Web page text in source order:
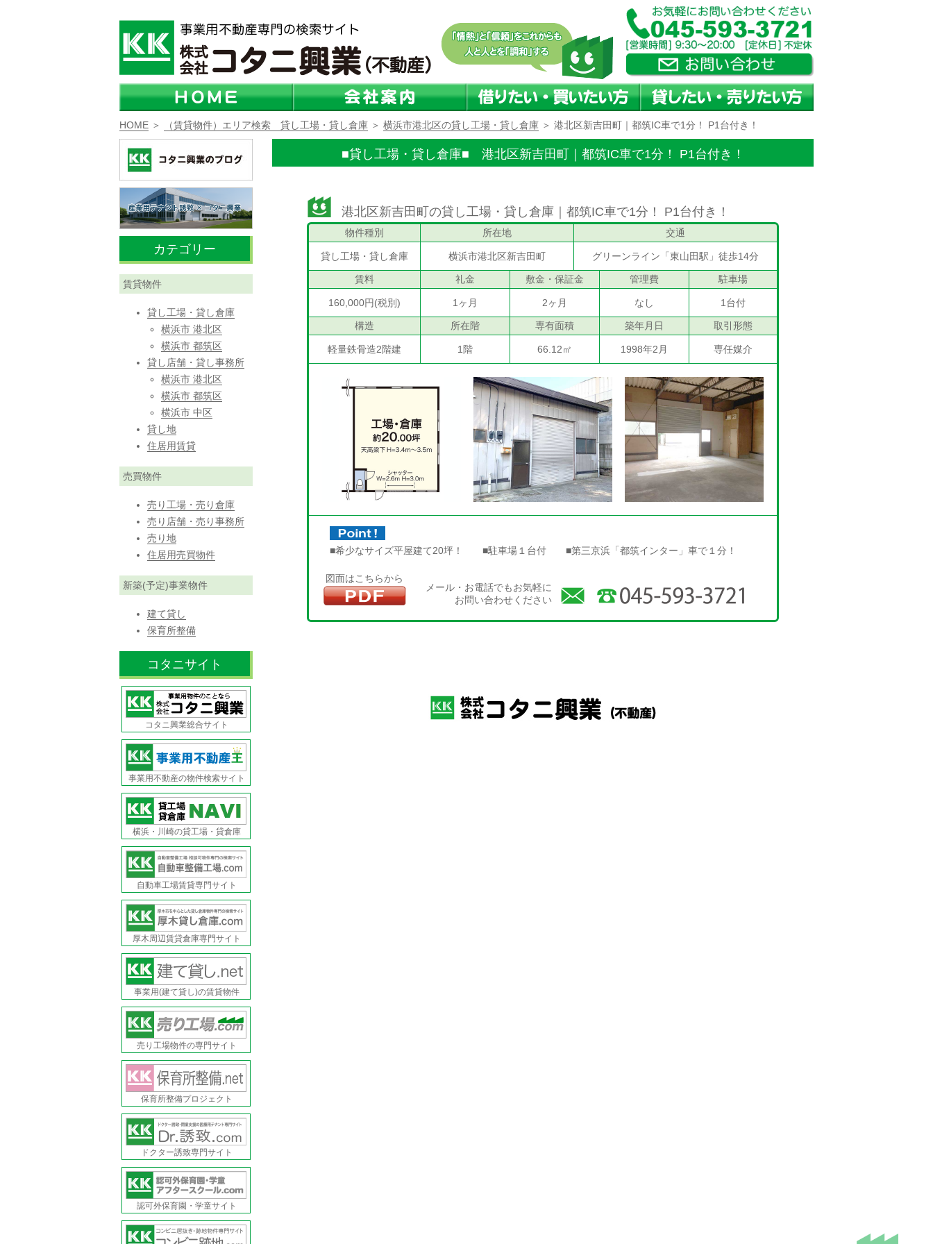
HOME ＞ （賃貸物件）エリア検索 貸し工場・貸し倉庫 ＞ 横浜市港北区の貸し工場・貸し倉庫 ＞ 港北区新吉田町｜都筑IC車で1分！ P1台付き！
■貸し工場・貸し倉庫■ 港北区新吉田町｜都筑IC車で1分！ P1台付き！
港北区新吉田町の貸し工場・貸し倉庫｜都筑IC車で1分！ P1台付き！
物件種別 所在地 交通
貸し工場・貸し倉庫 横浜市港北区新吉田町 グリーンライン「東山田駅」徒歩14分
賃料 礼金 敷金・保証金 管理費 駐車場
160,000円(税別) 1ヶ月 2ヶ月 なし 1台付
構造 所在階 専有面積 築年月日 取引形態
軽量鉄骨造2階建 1階 66.12㎡ 1998年2月 専任媒介
■希少なサイズ平屋建て20坪！ ■駐車場１台付 ■第三京浜「都筑インター」車で１分！
図面はこちらから
メール・お電話でもお気軽に
お問い合わせください
カテゴリー
賃貸物件
貸し工場・貸し倉庫
横浜市 港北区
横浜市 都筑区
貸し店舗・貸し事務所
横浜市 港北区
横浜市 都筑区
横浜市 中区
貸し地
住居用賃貸
売買物件
売り工場・売り倉庫
売り店舗・売り事務所
売り地
住居用売買物件
新築(予定)事業物件
建て貸し
保育所整備
コタニサイト
コタニ興業総合サイト
事業用不動産の物件検索サイト
横浜・川崎の貸工場・貸倉庫
自動車工場賃貸専門サイト
厚木周辺賃貸倉庫専門サイト
事業用(建て貸し)の賃貸物件
売り工場物件の専門サイト
保育所整備プロジェクト
ドクター誘致専門サイト
認可外保育園・学童サイト